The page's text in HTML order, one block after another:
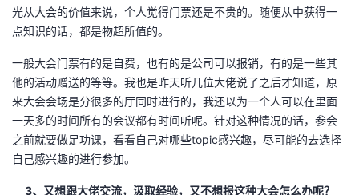
光从大会的价值来说，个人觉得门票还是不贵的。随便从中获得一
点知识的话，都是物超所值的。
一般大会门票有的是自费，也有的是公司可以报销，有的是一些其
他的活动赠送的等等。我也是昨天听几位大佬说了之后才知道，原
来大会会场是分很多的厅同时进行的，我还以为一个人可以在里面
一天多的时间所有的会议都有时间听呢。针对这种情况的话，参会
之前就要做足功课，看看自己对哪些topic感兴趣，尽可能的去选择
自己感兴趣的进行参加。
3、又想跟大佬交流，汲取经验，又不想报这种大会怎么办呢？